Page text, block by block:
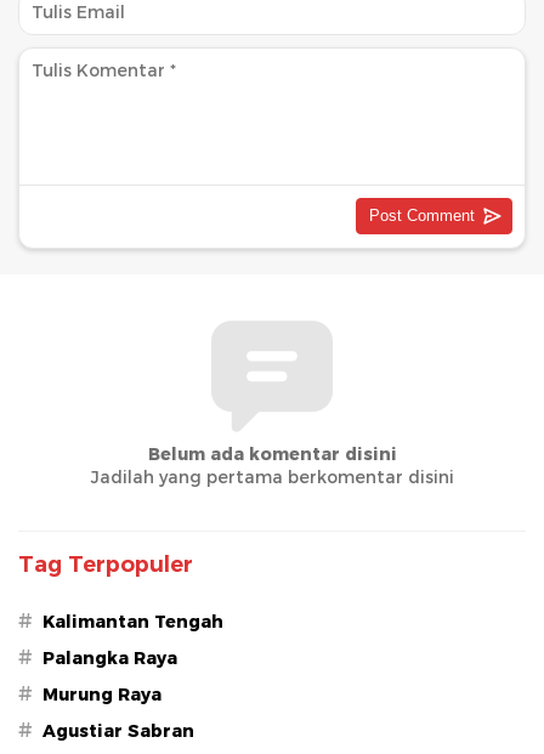
Belum ada komentar disini
Jadilah yang pertama berkomentar disini
Tag Terpopuler
# Kalimantan Tengah
# Palangka Raya
# Murung Raya
# Agustiar Sabran